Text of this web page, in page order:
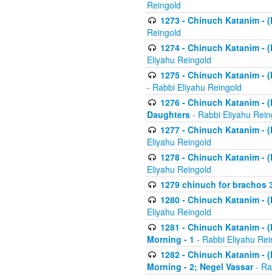
Reingold
1273 - Chinuch Katanim -
Reingold
1274 - Chinuch Katanim -
Eliyahu Reingold
1275 - Chinuch Katanim -
- Rabbi Eliyahu Reingold
1276 - Chinuch Katanim -
Daughters - Rabbi Eliyahu
1277 - Chinuch Katanim -
Eliyahu Reingold
1278 - Chinuch Katanim -
Eliyahu Reingold
1279 chinuch for brachos
1280 - Chinuch Katanim -
Eliyahu Reingold
1281 - Chinuch Katanim -
Morning - 1 - Rabbi Eliyahu
1282 - Chinuch Katanim -
Morning - 2; Negel Vassar-